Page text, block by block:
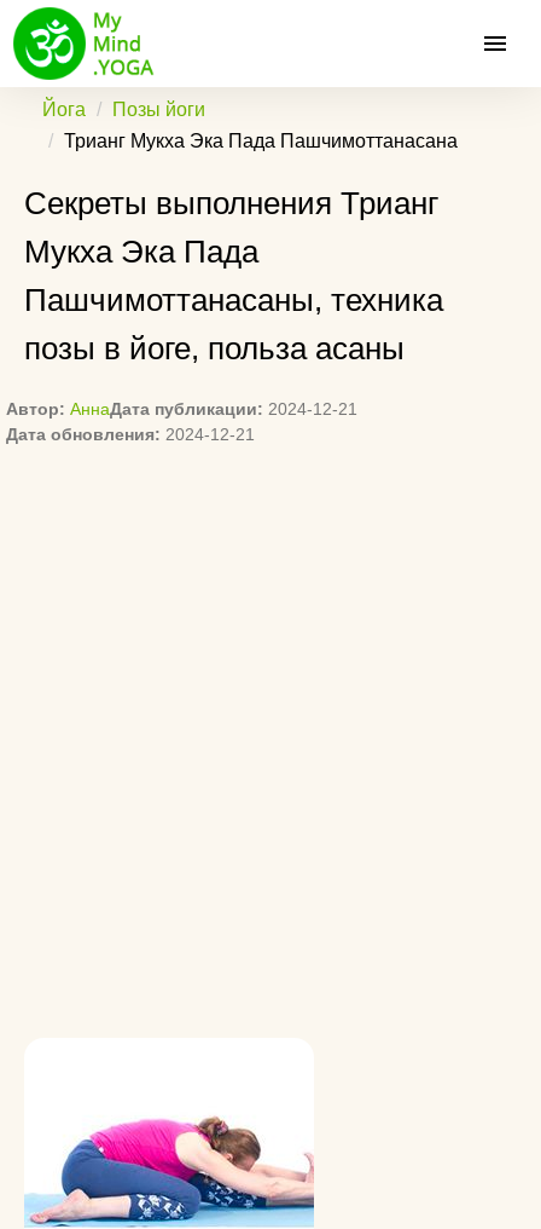
Йога
Позы йоги
Трианг Мукха Эка Пада Пашчимоттанасана
Секреты выполнения Трианг
Мукха Эка Пада
Пашчимоттанасаны, техника
позы в йоге, польза асаны
Автор: АннаДата публикации: 2024-12-21
Дата обновления: 2024-12-21